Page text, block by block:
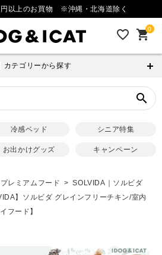
以上のお買物 ※沖縄・北海道除く
favorite_outline 0
shopping_cart
カテゴリーから探す
search
冷感ベッド シニア特集
お出かけグッズ キャンペーン
プレミアムフード
SOLVIDA｜ソルビダ
】ソルビダ グレインフリーチキン/室内
フード】